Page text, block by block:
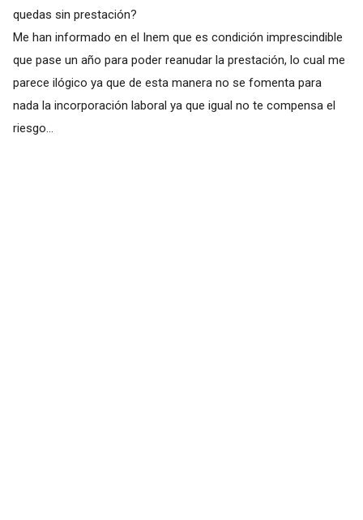
quedas sin prestación?
Me han informado en el Inem que es condición imprescindible
que pase un año para poder reanudar la prestación, lo cual me
parece ilógico ya que de esta manera no se fomenta para
nada la incorporación laboral ya que igual no te compensa el
riesgo...